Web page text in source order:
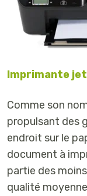
Imprimante
Comme son
propulsant des
endroit sur le
document à
partie des
qualité